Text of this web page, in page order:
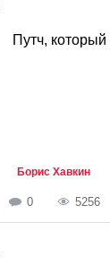
Путч,
Борис Хавкин
0 5256